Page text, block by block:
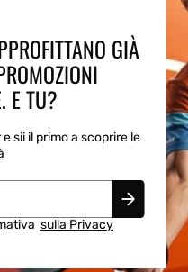
GIÀ
E TU?
sii il primo a scoprire le
sulla Privacy